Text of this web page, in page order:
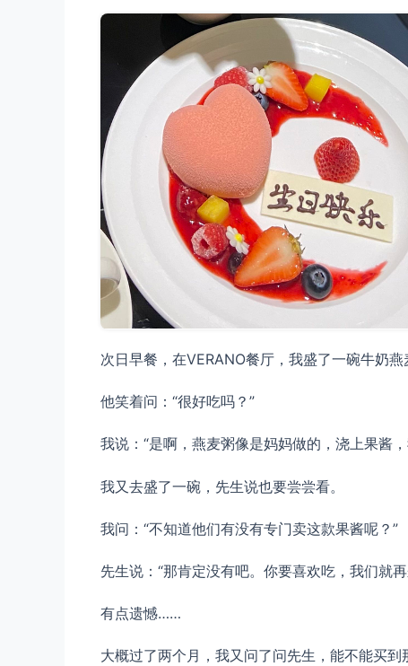
次日早餐，在VERANO餐厅，我盛了一碗牛奶
他笑着问：“很好吃吗？”
我说：“是啊，燕麦粥像是妈妈做的，浇上果酱
我又去盛了一碗，先生说也要尝尝看。
我问：“不知道他们有没有专门卖这款果酱呢？”
先生说：“那肯定没有吧。你要喜欢吃，我们就
有点遗憾……
大概过了两个月，我又问了问先生，能不能买